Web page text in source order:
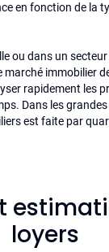
en fonction de la
ou dans un
immobilier
rapidement les
Dans les
est faite par
loyers